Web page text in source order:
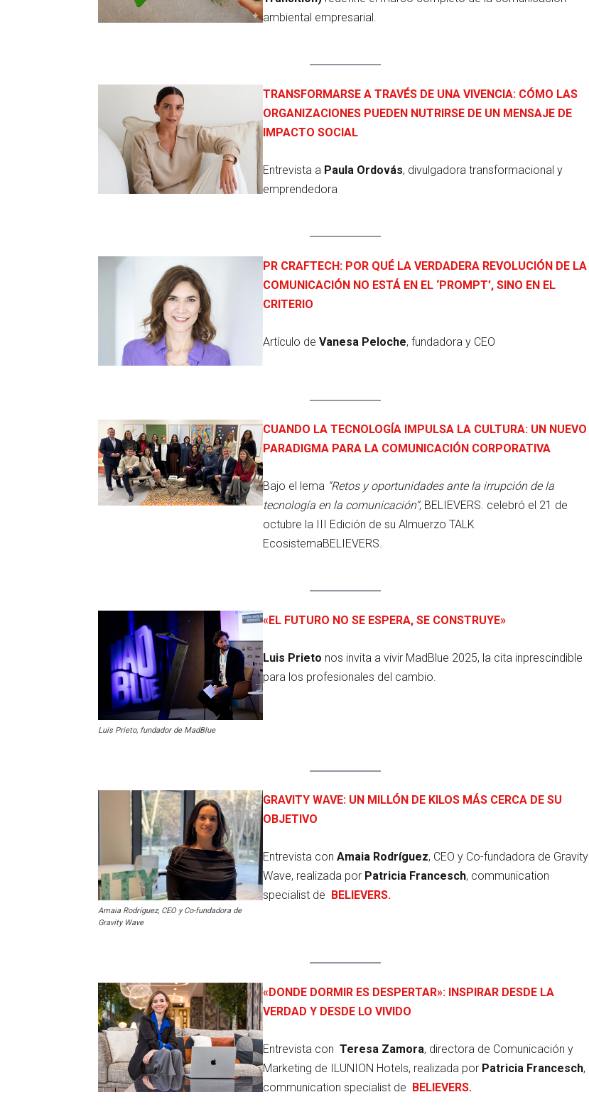
ambiental empresarial.
TRANSFORMARSE A TRAVÉS DE UNA VIVENCIA: CÓMO LAS
ORGANIZACIONES PUEDEN NUTRIRSE DE UN MENSAJE DE
IMPACTO SOCIAL
Entrevista a Paula Ordovás, divulgadora transformacional y
emprendedora
PR CRAFTECH: POR QUÉ LA VERDADERA REVOLUCIÓN DE LA
COMUNICACIÓN NO ESTÁ EN EL ‘PROMPT’, SINO EN EL
CRITERIO
Artículo de Vanesa Peloche, fundadora y CEO
CUANDO LA TECNOLOGÍA IMPULSA LA CULTURA: UN NUEVO
PARADIGMA PARA LA COMUNICACIÓN CORPORATIVA
Bajo el lema “Retos y oportunidades ante la irrupción de la
tecnología en la comunicación”, BELIEVERS. celebró el 21 de
octubre la III Edición de su Almuerzo TALK
EcosistemaBELIEVERS.
Luis Prieto, fundador de MadBlue
«EL FUTURO NO SE ESPERA, SE CONSTRUYE»
Luis Prieto nos invita a vivir MadBlue 2025, la cita inprescindible
para los profesionales del cambio.
Amaia Rodríguez, CEO y Co-fundadora de
Gravity Wave
GRAVITY WAVE: UN MILLÓN DE KILOS MÁS CERCA DE SU
OBJETIVO
Entrevista con Amaia Rodríguez, CEO y Co-fundadora de Gravity
Wave, realizada por Patricia Francesch, communication
specialist de
BELIEVERS.
«DONDE DORMIR ES DESPERTAR»: INSPIRAR DESDE LA
VERDAD Y DESDE LO VIVIDO
Entrevista con Teresa Zamora, directora de Comunicación y
Marketing de ILUNION Hotels, realizada por Patricia Francesch,
communication specialist de BELIEVERS.